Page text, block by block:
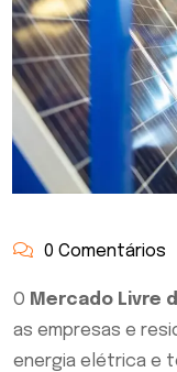
0 Comentários
O Mercado Livre
as empresas e
energia elétrica e